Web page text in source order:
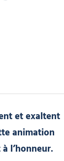
et exaltent
animation
l’honneur.